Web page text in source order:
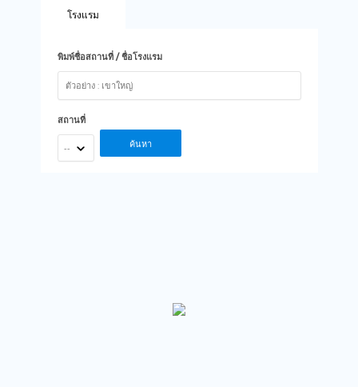
โรงแรม
พิมพ์ชื่อสถานที่ / ชื่อโรงแรม
สถานที่
-- ค้นหา